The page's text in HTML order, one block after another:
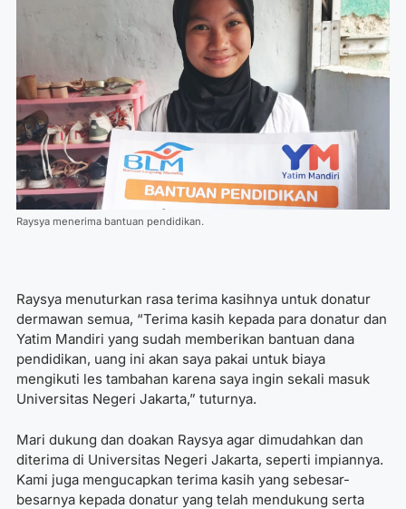
Raysya menerima bantuan pendidikan.
Raysya menuturkan rasa terima kasihnya untuk donatur
dermawan semua, “Terima kasih kepada para donatur dan
Yatim Mandiri yang sudah memberikan bantuan dana
pendidikan, uang ini akan saya pakai untuk biaya
mengikuti les tambahan karena saya ingin sekali masuk
Universitas Negeri Jakarta,” tuturnya.
Mari dukung dan doakan Raysya agar dimudahkan dan
diterima di Universitas Negeri Jakarta, seperti impiannya.
Kami juga mengucapkan terima kasih yang sebesar-
besarnya kepada donatur yang telah mendukung serta